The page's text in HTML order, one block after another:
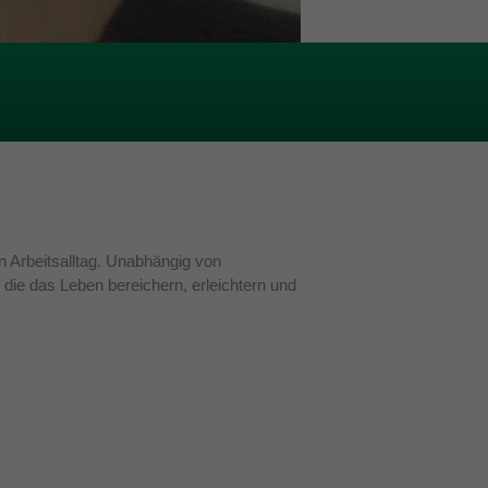
Arbeitsalltag. Unabhängig von
das Leben bereichern, erleichtern und